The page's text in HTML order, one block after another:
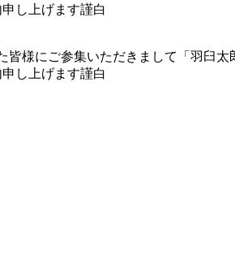
し上げます謹白
様にご参集いただきまして「羽臼
し上げます謹白